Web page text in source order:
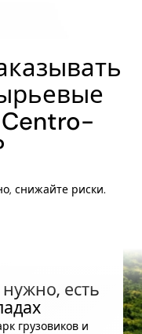
снижайте риски.
есть
грузовиков и